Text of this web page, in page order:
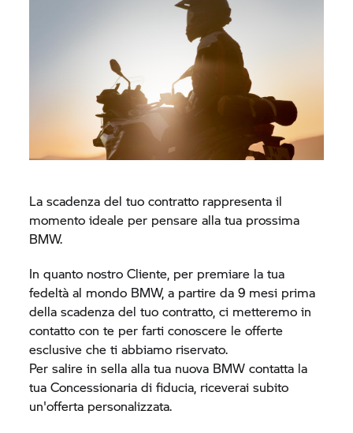
La scadenza del tuo contratto rappresenta il
momento ideale per pensare alla tua prossima
BMW.
In quanto nostro Cliente, per premiare la tua
fedeltà al mondo BMW, a partire da 9 mesi prima
della scadenza del tuo contratto, ci metteremo in
contatto con te per farti conoscere le offerte
esclusive che ti abbiamo riservato.
Per salire in sella alla tua nuova BMW contatta la
tua Concessionaria di fiducia, riceverai subito
un'offerta personalizzata.